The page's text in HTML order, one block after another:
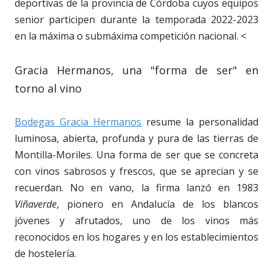
deportivas de la provincia de Córdoba cuyos equipos
senior participen durante la temporada 2022-2023
en la máxima o submáxima competición nacional. <
Gracia Hermanos, una "forma de ser" en
torno al vino
Bodegas Gracia Hermanos resume la personalidad
luminosa, abierta, profunda y pura de las tierras de
Montilla-Moriles. Una forma de ser que se concreta
con vinos sabrosos y frescos, que se aprecian y se
recuerdan. No en vano, la firma lanzó en 1983
Viñaverde, pionero en Andalucía de los blancos
jóvenes y afrutados, uno de los vinos más
reconocidos en los hogares y en los establecimientos
de hostelería.